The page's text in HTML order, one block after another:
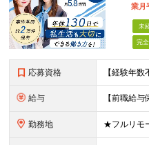
業月
未
完
応募資格
給与
勤務地